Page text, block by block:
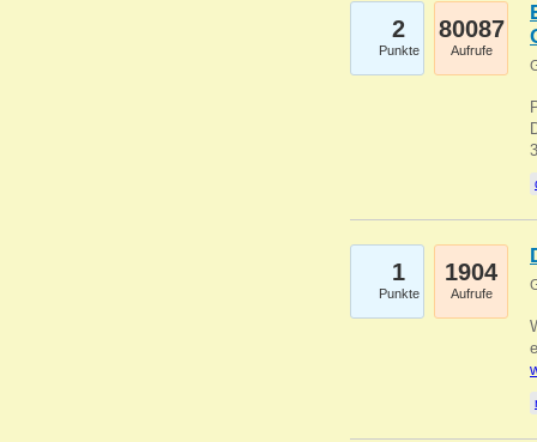
2
Punkte
80087
Aufrufe
1
Punkte
1904
Aufrufe